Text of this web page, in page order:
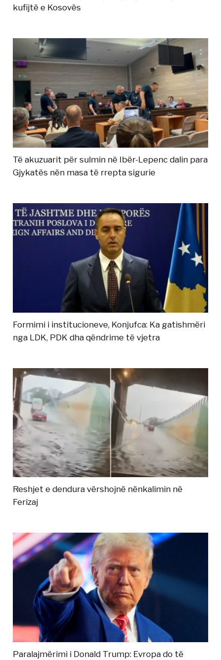
kufijtë e Kosovës
Të akuzuarit për sulmin në Ibër-Lepenc dalin para
Gjykatës nën masa të rrepta sigurie
Formimi i institucioneve, Konjufca: Ka gatishmëri
nga LDK, PDK dha qëndrime të vjetra
Reshjet e dendura vërshojnë nënkalimin në
Ferizaj
Paralajmërimi i Donald Trump: Evropa do të